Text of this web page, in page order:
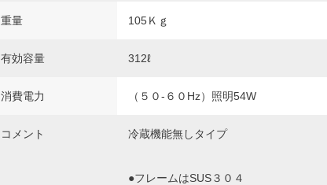
重量 105Ｋｇ
有効容量 312ℓ
消費電力 （５０‐６０Hz）照明54W
コメント 冷蔵機能無しタイプ
●フレームはSUS３０４